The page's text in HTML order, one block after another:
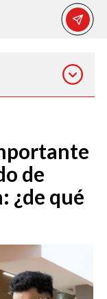
de
¿de qué